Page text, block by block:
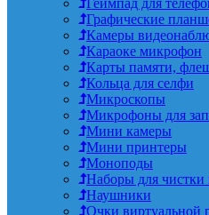
Графические
Камеры
Караоке микрофон
Карты памяти,
Кольца для селфи
Микроскопы
Микрофоны для
Мини камеры
Мини принтеры
Моноподы
Наборы для чистки
Наушники
Очки виртуальной